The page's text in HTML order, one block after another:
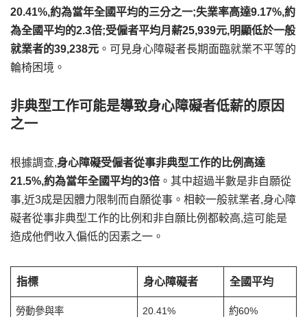
20.41%,約為當年全國平均的三分之一;失業率高達9.17%,約
為全國平均的2.3倍;受僱者平均月薪25,939元,明顯低於一般
就業者的39,238元 。可見身心障礙者長期面臨就業不平等的
輪椅困境。
非典型工作可能是導致身心障礙者低薪的原因
之一
根據調查,身心障礙受僱者從事非典型工作的比例高達
21.5%,約為當年全國平均的3倍 。其中超過半數是非自願從
事,近3成是因體力限制而自願從事。相較一般就業者,身心障
礙者從事非典型工作的比例和非自願比例都較高,這可能是
造成他們收入偏低的因素之一。
指標 身心障礙者 全國平均
勞動參與率 20.41% 約60%